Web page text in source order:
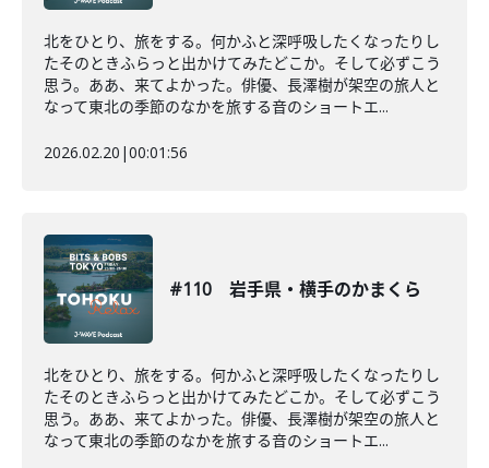
北をひとり、旅をする。何かふと深呼吸したくなったりし
たそのときふらっと出かけてみたどこか。そして必ずこう
思う。ああ、来てよかった。俳優、長澤樹が架空の旅人と
なって東北の季節のなかを旅する音のショートエ...
2026.02.20 |00:01:56
#110 岩手県・横手のかまくら
北をひとり、旅をする。何かふと深呼吸したくなったりし
たそのときふらっと出かけてみたどこか。そして必ずこう
思う。ああ、来てよかった。俳優、長澤樹が架空の旅人と
なって東北の季節のなかを旅する音のショートエ...